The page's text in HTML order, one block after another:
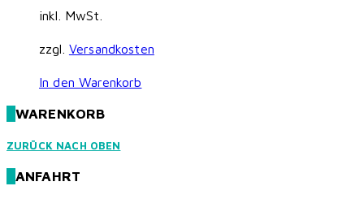
inkl. MwSt.
zzgl. Versandkosten
In den Warenkorb
WARENKORB
ZURÜCK NACH OBEN
ANFAHRT